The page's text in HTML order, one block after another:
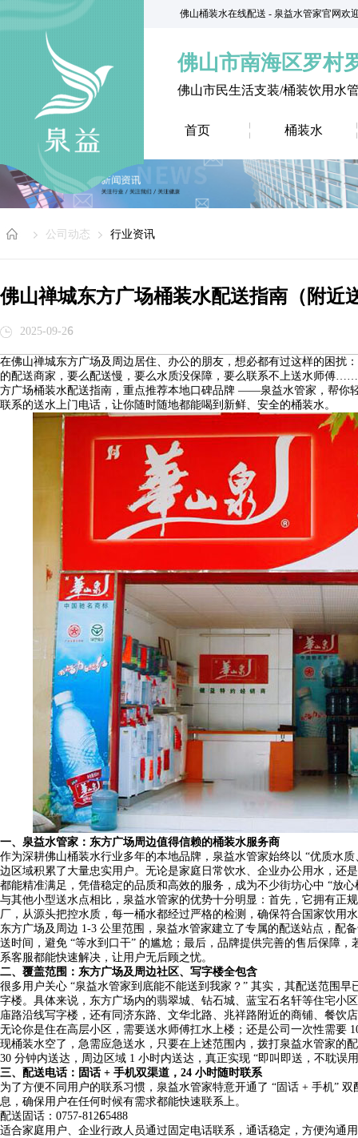
佛山桶装水在线配送 - 泉益水管家官网欢
佛山市南海区罗村
佛山市民生活支装/桶装饮用水
首页 桶装水
公司动态 行业资讯
佛山禅城东方广场桶装水配送指南（附近
2025-09-26
在佛山禅城东方广场及周边居住、办公的朋友，想必都有过这样的困扰
的配送商家，要么配送慢，要么水质没保障，要么联系不上送水师傅
方广场桶装水配送指南，重点推荐本地口碑品牌 ——泉益水管家，帮你
联系的送水上门电话，让你随时随地都能喝到新鲜、安全的桶装水。
一、泉益水管家：东方广场周边值得信赖的桶装水服务商
作为深耕佛山桶装水行业多年的本地品牌，泉益水管家始终以 “优质水
边区域积累了大量忠实用户。无论是家庭日常饮水、企业办公用水，还
都能精准满足，凭借稳定的品质和高效的服务，成为不少街坊心中 “放心
与其他小型送水点相比，泉益水管家的优势十分明显：首先，它拥有正
厂，从源头把控水质，每一桶水都经过严格的检测，确保符合国家饮用
东方广场及周边 1-3 公里范围，泉益水管家建立了专属的配送站点，配
送时间，避免 “等水到口干” 的尴尬；最后，品牌提供完善的售后保障
系客服都能快速解决，让用户无后顾之忧。
二、覆盖范围：东方广场及周边社区、写字楼全包含
很多用户关心 “泉益水管家到底能不能送到我家？” 其实，其配送范围
字楼。具体来说，东方广场内的翡翠城、钻石城、蓝宝石名轩等住宅小
庙路沿线写字楼，还有同济东路、文华北路、兆祥路附近的商铺、餐饮
无论你是住在高层小区，需要送水师傅扛水上楼；还是公司一次性需要
现桶装水空了，急需应急送水，只要在上述范围内，拨打泉益水管家的
30 分钟内送达，周边区域 1 小时内送达，真正实现 “即叫即送，不耽误
三、配送电话：固话 + 手机双渠道，24 小时随时联系
为了方便不同用户的联系习惯，泉益水管家特意开通了 “固话 + 手机”
息，确保用户在任何时候有需求都能快速联系上。
配送固话：0757-81265488
适合家庭用户、企业行政人员通过固定电话联系，通话稳定，方便沟通